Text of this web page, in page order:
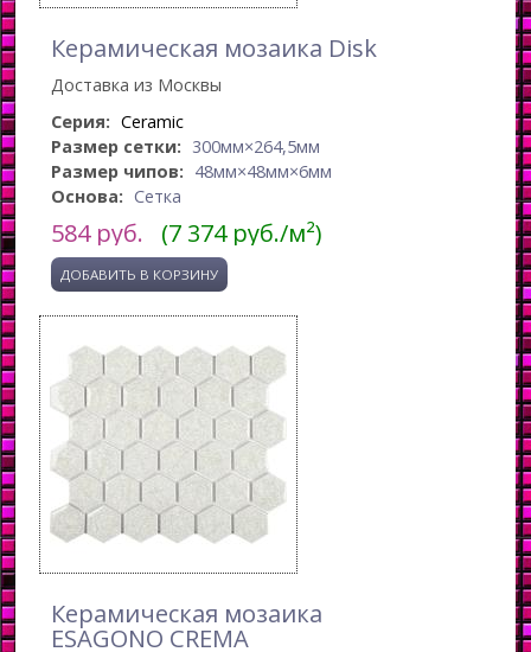
Керамическая мозаика Disk
Доставка из Москвы
Серия: Ceramic
Размер сетки: 300мм×264,5мм
Размер чипов: 48мм×48мм×6мм
Основа: Сетка
584руб. (7 374 руб./м²)
Керамическая мозаика
ESAGONO CREMA